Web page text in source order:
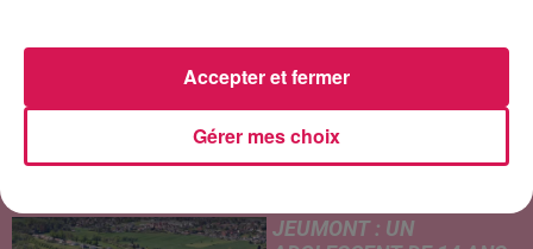
D'ORAGES CE LUNDI EN
SAMBRE-AVESNOIS-
Un temps typiquement estival
l'après-midi et un risque
JEUMONT : UN
Gérer mes choix
Accepter et fermer